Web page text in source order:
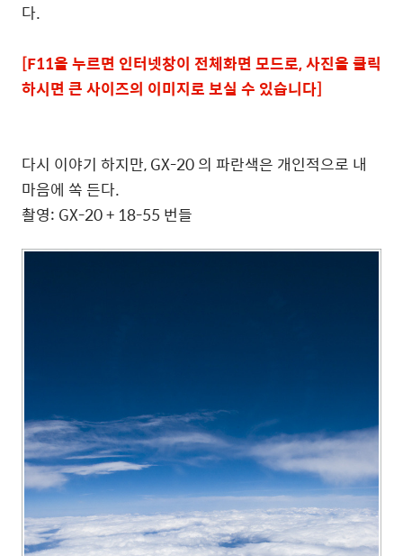
다.
[F11을 누르면 인터넷창이 전체화면 모드로, 사진을 클릭
하시면 큰 사이즈의 이미지로 보실 수 있습니다]
다시 이야기 하지만, GX-20 의 파란색은 개인적으로 내
마음에 쏙 든다.
촬영: GX-20 + 18-55 번들